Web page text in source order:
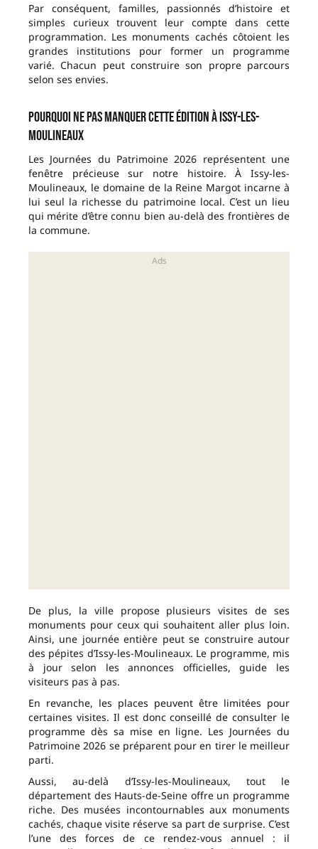
Par conséquent, familles, passionnés d’histoire et
simples curieux trouvent leur compte dans cette
programmation. Les monuments cachés côtoient les
grandes institutions pour former un programme
varié. Chacun peut construire son propre parcours
selon ses envies.
Pourquoi ne pas manquer cette édition à Issy-les-
Moulineaux
Les Journées du Patrimoine 2026 représentent une
fenêtre précieuse sur notre histoire. À Issy-les-
Moulineaux, le domaine de la Reine Margot incarne à
lui seul la richesse du patrimoine local. C’est un lieu
qui mérite d’être connu bien au-delà des frontières de
la commune.
De plus, la ville propose plusieurs visites de ses
monuments pour ceux qui souhaitent aller plus loin.
Ainsi, une journée entière peut se construire autour
des pépites d’Issy-les-Moulineaux. Le programme, mis
à jour selon les annonces officielles, guide les
visiteurs pas à pas.
En revanche, les places peuvent être limitées pour
certaines visites. Il est donc conseillé de consulter le
programme dès sa mise en ligne. Les Journées du
Patrimoine 2026 se préparent pour en tirer le meilleur
parti.
Aussi, au-delà d’Issy-les-Moulineaux, tout le
département des Hauts-de-Seine offre un programme
riche. Des musées incontournables aux monuments
cachés, chaque visite réserve sa part de surprise. C’est
l’une des forces de ce rendez-vous annuel : il